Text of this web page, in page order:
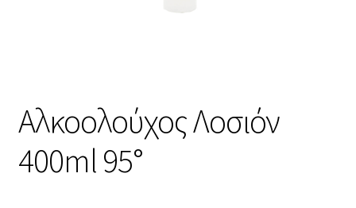
Αλκοολούχος Λοσιόν
400ml 95°